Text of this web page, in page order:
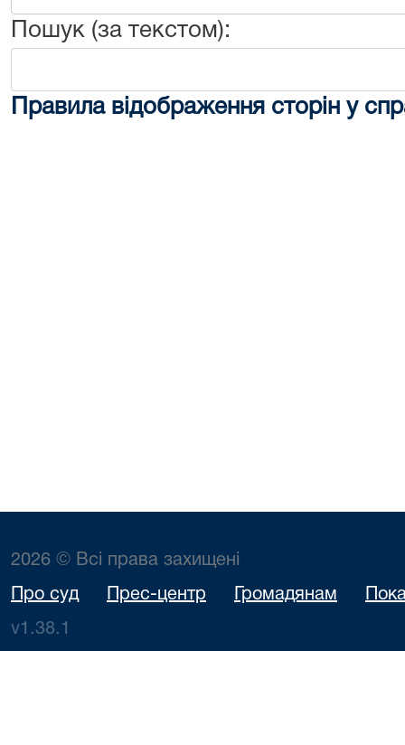
Пошук (за текстом):
Правила відображення сторін у
2026 © Всі права захищені
Про суд Прес-центр Громадянам
v1.38.1